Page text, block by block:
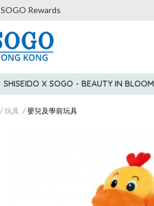
SOGO Rewards
SHISEIDO X SOGO - BEAUTY IN BLOOM
玩具 嬰兒及學前玩具